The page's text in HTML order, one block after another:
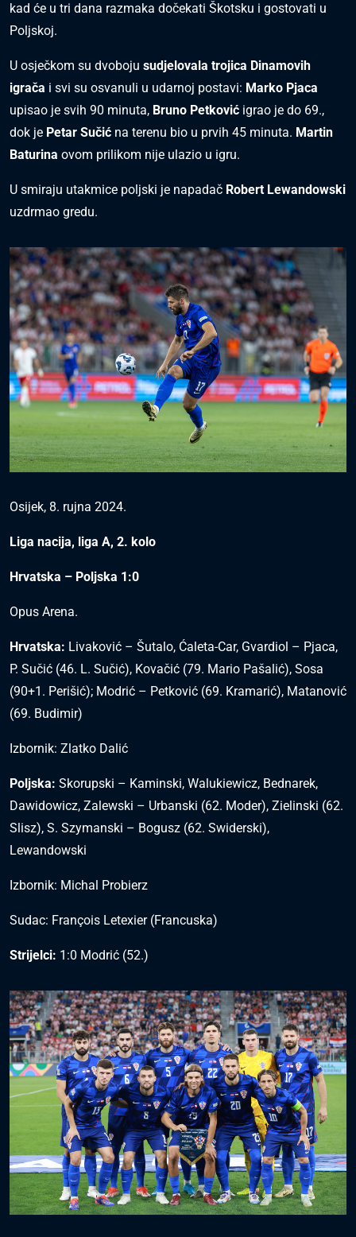
kad će u tri dana razmaka dočekati Škotsku i gostovati u
Poljskoj.
U osječkom su dvoboju sudjelovala trojica Dinamovih
igrača i svi su osvanuli u udarnoj postavi: Marko Pjaca
upisao je svih 90 minuta, Bruno Petković igrao je do 69.,
dok je Petar Sučić na terenu bio u prvih 45 minuta. Martin
Baturina ovom prilikom nije ulazio u igru.
U smiraju utakmice poljski je napadač Robert Lewandowski
uzdrmao gredu.
Osijek, 8. rujna 2024.
Liga nacija, liga A, 2. kolo
Hrvatska – Poljska 1:0
Opus Arena.
Hrvatska: Livaković – Šutalo, Ćaleta-Car, Gvardiol – Pjaca,
P. Sučić (46. L. Sučić), Kovačić (79. Mario Pašalić), Sosa
(90+1. Perišić); Modrić – Petković (69. Kramarić), Matanović
(69. Budimir)
Izbornik: Zlatko Dalić
Poljska: Skorupski – Kaminski, Walukiewicz, Bednarek,
Dawidowicz, Zalewski – Urbanski (62. Moder), Zielinski (62.
Slisz), S. Szymanski – Bogusz (62. Swiderski),
Lewandowski
Izbornik: Michal Probierz
Sudac: François Letexier (Francuska)
Strijelci: 1:0 Modrić (52.)